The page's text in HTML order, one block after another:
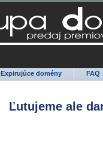
Expirujúce domény FAQ
Ľutujeme ale